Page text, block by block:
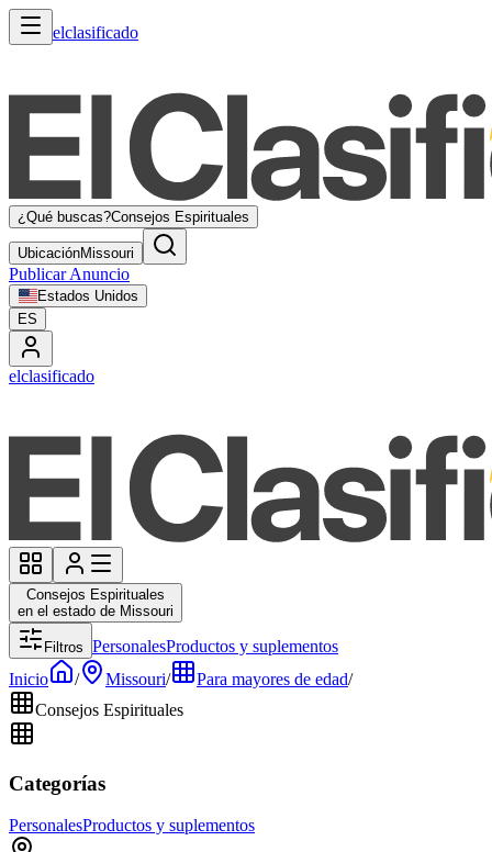
elclasificado
¿Qué buscas?Consejos Espirituales
UbicaciónMissouri
Publicar Anuncio
Estados Unidos
ES
elclasificado
Consejos Espirituales
en el estado de Missouri
Filtros PersonalesProductos y suplementos
Inicio
/ Missouri/ Para mayores de edad/
Consejos Espirituales
Categorías
PersonalesProductos y suplementos